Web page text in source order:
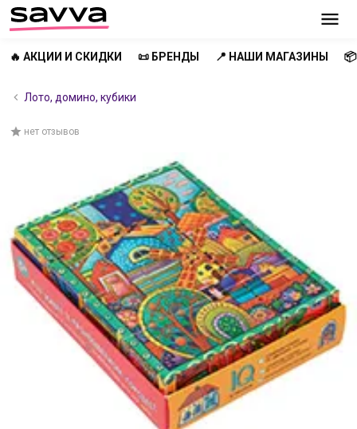
🔥 АКЦИИ И СКИДКИ 📜 БРЕНДЫ 📍 НАШИ МАГАЗИНЫ
Лото, домино, кубики
нет отзывов